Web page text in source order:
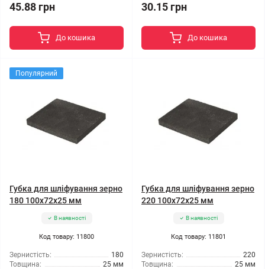
45.88 грн
До кошика
30.15 грн
До кошика
Популярний
Губка для шліфування зерно
180 100x72x25 мм
В наявності
Код товару: 11800
Зернистість:
180
Товщина:
25 мм
Губка для шліфування зерно
220 100x72x25 мм
В наявності
Код товару: 11801
Зернистість:
220
Товщина:
25 мм